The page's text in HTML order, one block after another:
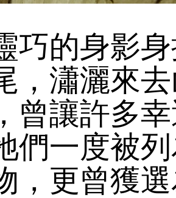
巧的身影
，瀟灑來
曾讓許多
們一度被
，更曾獲